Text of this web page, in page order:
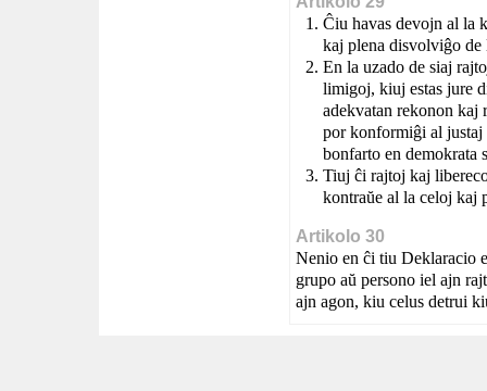
Ĉiu havas devojn al la
kaj plena disvolviĝo de
En la uzado de siaj
limigoj, kiuj estas jure
adekvatan rekonon kaj
por konformiĝi al justaj
bonfarto en demokrata
Tiuj ĉi rajtoj kaj
kontraŭe al la celoj kaj
Artikolo 30
Nenio en ĉi tiu Deklaracio
grupo aŭ persono iel ajn
ajn agon, kiu celus detrui